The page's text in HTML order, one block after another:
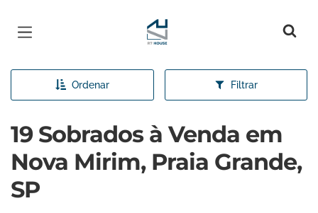
Página inicial
Ordenar Filtrar
19 Sobrados à Venda em
Nova Mirim, Praia Grande,
SP